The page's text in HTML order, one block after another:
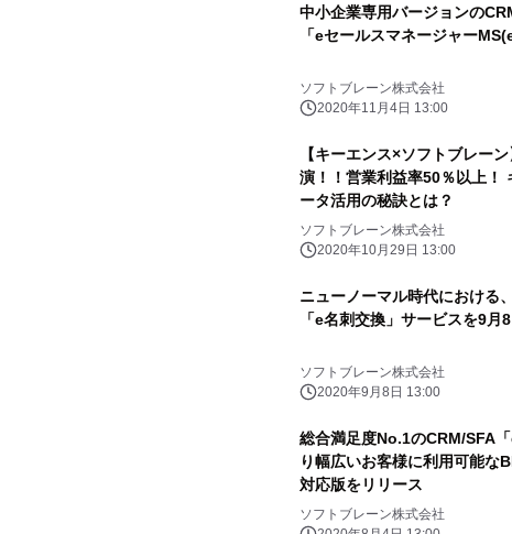
中小企業専用バージョンの
「eセールスマネージャー
ソフトブレーン株式会社
2020年11月4日 13:00
【キーエンス×ソフトブレー
演！！営業利益率50％以上！
ータ活用の秘訣とは？
ソフトブレーン株式会社
2020年10月29日 13:00
ニューノーマル時代における
「e名刺交換」サービスを9
ソフトブレーン株式会社
2020年9月8日 13:00
総合満足度No.1のCRM/SFA
り幅広いお客様に利用可能
対応版をリリース
ソフトブレーン株式会社